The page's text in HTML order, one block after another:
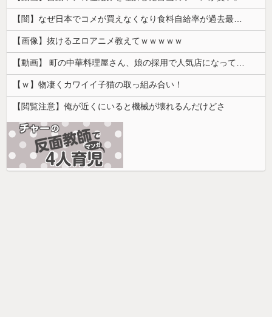
【闇】なぜ日本でコメが買えなくなり食料自給率が過去最低に並んだのか？
【画像】抜けるヱロアニメ教えてｗｗｗｗｗ
【動画】 町の中華料理屋さん、娘の採用で人気店になってしまう
【ｗ】物凄くカワイイ子猫の取っ組み合い！
【閲覧注意】俺が近くにいると機械が壊れるんだけどさ